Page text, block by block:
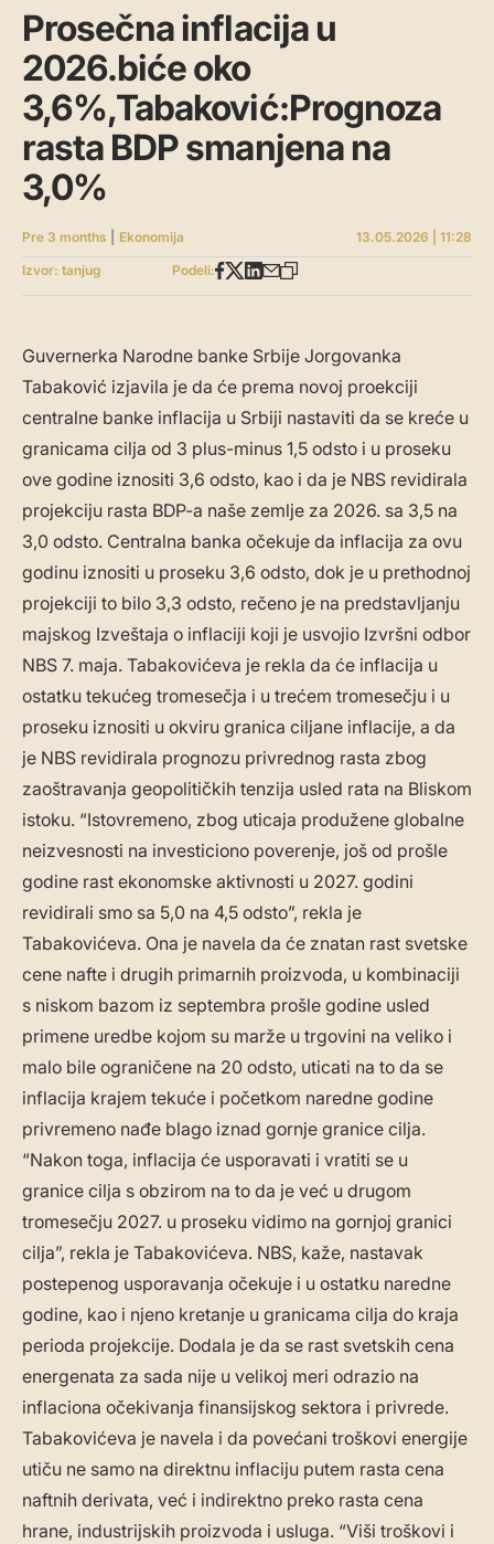
Prosečna inflacija u
2026.biće oko
3,6%,Tabaković:Prognoza
rasta BDP smanjena na
3,0%
Pre 3 months Ekonomija
13.05.2026 | 11:28
Izvor: tanjug
Podeli:
Guvernerka Narodne banke Srbije Jorgovanka
Tabaković izjavila je da će prema novoj proekciji
centralne banke inflacija u Srbiji nastaviti da se kreće u
granicama cilja od 3 plus-minus 1,5 odsto i u proseku
ove godine iznositi 3,6 odsto, kao i da je NBS revidirala
projekciju rasta BDP-a naše zemlje za 2026. sa 3,5 na
3,0 odsto. Centralna banka očekuje da inflacija za ovu
godinu iznositi u proseku 3,6 odsto, dok je u prethodnoj
projekciji to bilo 3,3 odsto, rečeno je na predstavljanju
majskog Izveštaja o inflaciji koji je usvojio Izvršni odbor
NBS 7. maja. Tabakovićeva je rekla da će inflacija u
ostatku tekućeg tromesečja i u trećem tromesečju i u
proseku iznositi u okviru granica ciljane inflacije, a da
je NBS revidirala prognozu privrednog rasta zbog
zaoštravanja geopolitičkih tenzija usled rata na Bliskom
istoku. “Istovremeno, zbog uticaja produžene globalne
neizvesnosti na investiciono poverenje, još od prošle
godine rast ekonomske aktivnosti u 2027. godini
revidirali smo sa 5,0 na 4,5 odsto”, rekla je
Tabakovićeva. Ona je navela da će znatan rast svetske
cene nafte i drugih primarnih proizvoda, u kombinaciji
s niskom bazom iz septembra prošle godine usled
primene uredbe kojom su marže u trgovini na veliko i
malo bile ograničene na 20 odsto, uticati na to da se
inflacija krajem tekuće i početkom naredne godine
privremeno nađe blago iznad gornje granice cilja.
“Nakon toga, inflacija će usporavati i vratiti se u
granice cilja s obzirom na to da je već u drugom
tromesečju 2027. u proseku vidimo na gornjoj granici
cilja”, rekla je Tabakovićeva. NBS, kaže, nastavak
postepenog usporavanja očekuje i u ostatku naredne
godine, kao i njeno kretanje u granicama cilja do kraja
perioda projekcije. Dodala je da se rast svetskih cena
energenata za sada nije u velikoj meri odrazio na
inflaciona očekivanja finansijskog sektora i privrede.
Tabakovićeva je navela i da povećani troškovi energije
utiču ne samo na direktnu inflaciju putem rasta cena
naftnih derivata, već i indirektno preko rasta cena
hrane, industrijskih proizvoda i usluga. “Viši troškovi i